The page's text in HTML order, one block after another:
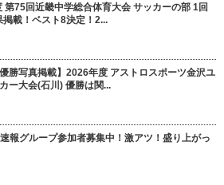
第75回近畿中学総合体育大会 サッカーの部 1回
掲載！ベスト8決定！2...
勝写真掲載】2026年度 アストロスポーツ金沢ユ
ー大会(石川) 優勝は関...
報グループ参加者募集中！激アツ！盛り上がっ